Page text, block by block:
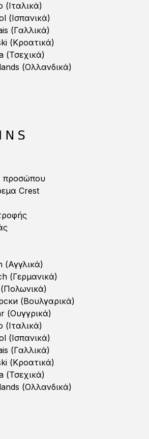
(Ιταλικά)
(Ισπανικά)
(Γαλλικά)
(Κροατικά)
(Τσεχικά)
(Ολλανδικά)
προσώπου
Crest
(Αγγλικά)
(Γερμανικά)
(Πολωνικά)
(Βουλγαρικά)
(Ουγγρικά)
(Ιταλικά)
(Ισπανικά)
(Γαλλικά)
(Κροατικά)
(Τσεχικά)
(Ολλανδικά)